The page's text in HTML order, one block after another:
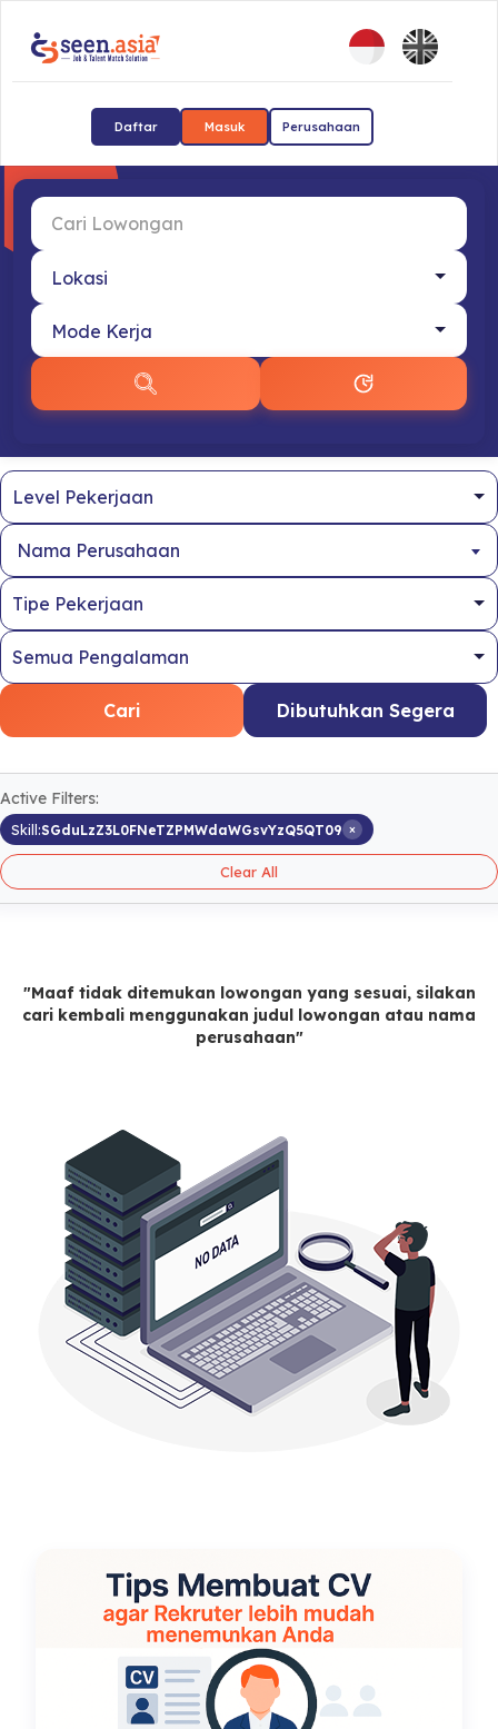
Daftar Masuk Perusahaan
Nama Perusahaan
Cari Dibutuhkan Segera
Active Filters:
Skill:SGduLzZ3L0FNeTZPMWdaWGsvYzQ5QT09 ×
Clear All
"Maaf tidak ditemukan lowongan yang sesuai, silakan
cari kembali menggunakan judul lowongan atau nama
perusahaan"